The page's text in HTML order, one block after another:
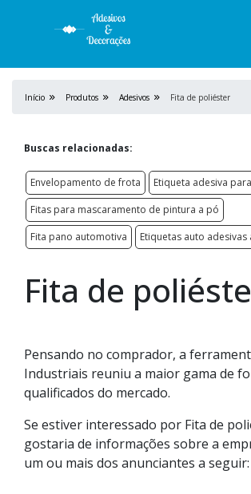
Início Produtos Adesivos Fita de poliéster
Buscas relacionadas:
Envelopamento de frota
Etiqueta adesiva
Fitas para mascaramento de pintura a pó
Fita pano automotiva
Etiquetas auto adesivas
Fita de
Pensando no comprador, a
Industriais reuniu a maior gama de
qualificados do mercado.
Se estiver interessado por Fita de
gostaria de informações sobre a
um ou mais dos anunciantes a seguir: